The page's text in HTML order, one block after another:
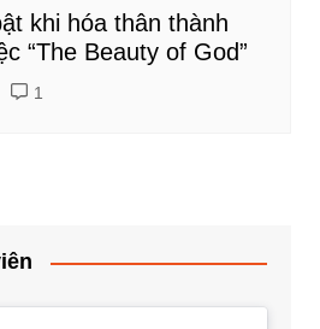
khi hóa thân thành
“The Beauty of God”
1